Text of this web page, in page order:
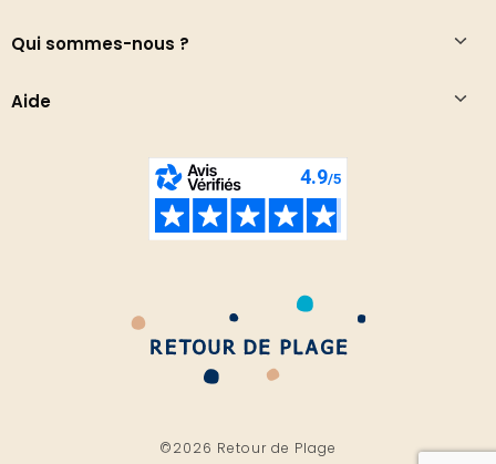
Qui sommes-nous ?
Aide
©2026 Retour de Plage